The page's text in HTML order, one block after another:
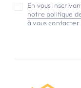
En vous
notre politique
à vous